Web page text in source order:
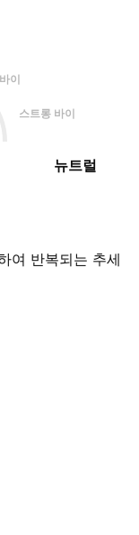
바이
스트롱 바이
뉴트럴
여 반복되는 추세